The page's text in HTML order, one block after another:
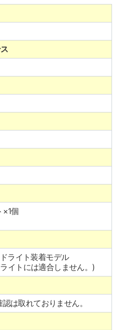
×1個
ライト装着モデル
イトには適合しません。)
は取れておりません。